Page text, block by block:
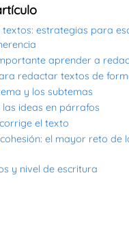
textos: estrategias para
aprender a
redactar textos de
y los subtemas
las ideas en párrafos
el texto
el mayor reto de
y nivel de escritura